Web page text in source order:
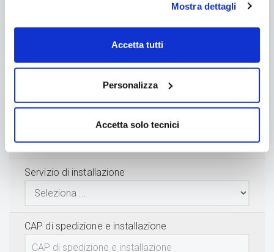
Mostra dettagli
Accetta tutti
Personalizza
Accetta solo tecnici
Dimensioni della piscina
Altezza della piscina
Servizio di installazione
CAP di spedizione e installazione